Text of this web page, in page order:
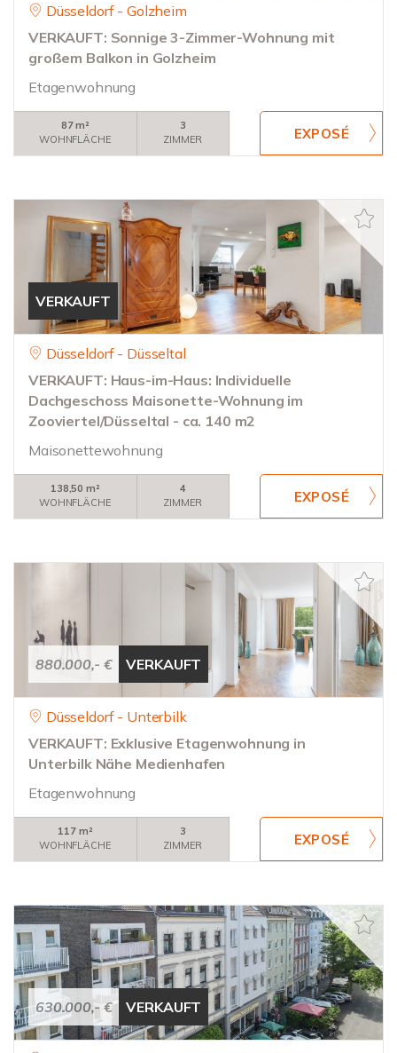
Düsseldorf - Golzheim
VERKAUFT: Sonnige 3-Zimmer-Wohnung mit
großem Balkon in Golzheim
Etagenwohnung
87 m²
WOHNFLÄCHE
3
ZIMMER
VERKAUFT
Düsseldorf - Düsseltal
VERKAUFT: Haus-im-Haus: Individuelle
Dachgeschoss Maisonette-Wohnung im
Zooviertel/Düsseltal - ca. 140 m2
Maisonettewohnung
138,50 m²
WOHNFLÄCHE
4
ZIMMER
880.000,- € VERKAUFT
Düsseldorf - Unterbilk
VERKAUFT: Exklusive Etagenwohnung in
Unterbilk Nähe Medienhafen
Etagenwohnung
117 m²
WOHNFLÄCHE
3
ZIMMER
630.000,- € VERKAUFT